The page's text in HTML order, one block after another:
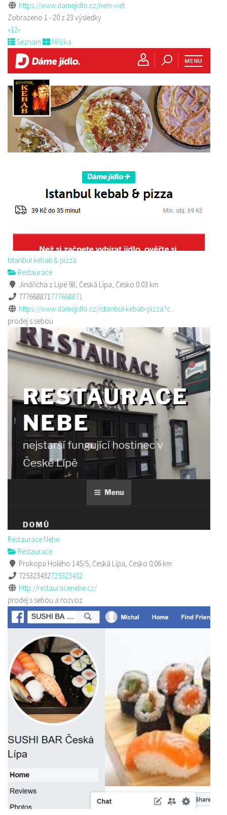
https://www.damejidlo.cz/nem-viet
Zobrazeno 1 - 20 z 23 výsledky
«12»
Seznam
Mřížka
Istanbul kebab & pizza
Restaurace
Jindřicha z Lipé 98, Česká Lípa, Česko 0.03 km
777668871777668871
https://www.damejidlo.cz/istanbul-kebab-pizza?c...
prodej s sebou
Restaurace Nebe
Restaurace
Prokopa Holého 145/5, Česká Lípa, Česko 0.06 km
725323432725323432
http://restauracenebe.cz/
prodej s sebou a rozvoz